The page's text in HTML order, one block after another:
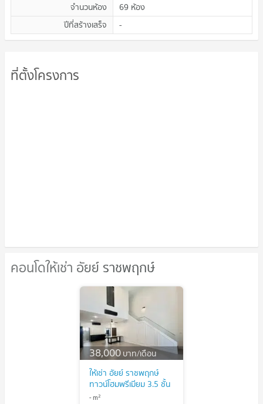
จำนวนห้อง
69 ห้อง
ปีที่สร้างเสร็จ
-
ที่ตั้งโครงการ
คอนโดให้เช่า อัยย์ ราชพฤกษ์
คอนโดให้เช่า อัยย์ ราชพฤกษ์
38,000บาท/เดือน
ให้เช่า อัยย์ ราชพฤกษ์
ทาวน์โฮมพรีเมียม 3.5 ชั้น
เดินทางสะดวก ใกล้
-m2